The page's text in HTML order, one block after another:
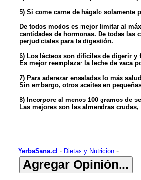
5) Si come carne de hágalo solamente
De todos modos es mejor limitar al
cantidades de hormonas. De todas las
perjudiciales para la digestión.
6) Los lácteos son difíciles de digerir y
Es mejor reemplazar la leche de vaca
7) Para aderezar ensaladas lo más
Sin embargo, otros aceites en
8) Incorpore al menos 100 gramos de
Las mejores son las almendras
YerbaSana.cl - Dietas y Nutricion -